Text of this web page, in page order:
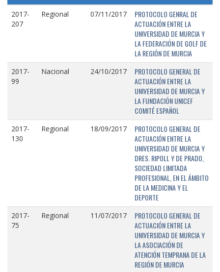
2017-
207
Regional 07/11/2017
PROTOCOLO GENRAL DE
ACTUACIÓN ENTRE LA
UNIVERSIDAD DE MURCIA Y
LA FEDERACIÓN DE GOLF DE
LA REGIÓN DE MURCIA
2017-
99
Nacional 24/10/2017
PROTOCOLO GENERAL DE
ACTUACIÓN ENTRE LA
UNIVERSIDAD DE MURCIA Y
LA FUNDACIÓN UNICEF
COMITÉ ESPAÑOL
2017-
130
Regional 18/09/2017
PROTOCOLO GENERAL DE
ACTUACIÓN ENTRE LA
UNIVERSIDAD DE MURCIA Y
DRES. RIPOLL Y DE PRADO,
SOCIEDAD LIMITADA
PROFESIONAL, EN EL ÁMBITO
DE LA MEDICINA Y EL
DEPORTE
2017-
75
Regional 11/07/2017
PROTOCOLO GENERAL DE
ACTUACIÓN ENTRE LA
UNIVERSIDAD DE MURCIA Y
LA ASOCIACIÓN DE
ATENCIÓN TEMPRANA DE LA
REGIÓN DE MURCIA